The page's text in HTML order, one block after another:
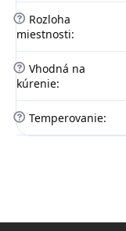
? Rozloha
miestnosti:
? Vhodná na
kúrenie:
? Temperovanie: